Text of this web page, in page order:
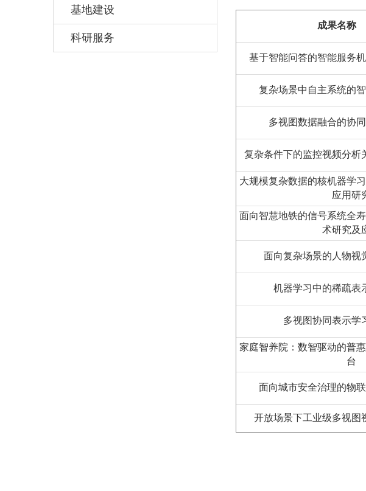
基地建设
科研服务
成果名称
基于智能问答的智能服务
复杂场景中自主系统的
多视图数据融合的协
复杂条件下的监控视频分析
大规模复杂数据的核机器学
应用研
面向智慧地铁的信号系统全
术研究及
面向复杂场景的人物视
机器学习中的稀疏表
多视图协同表示学
家庭智养院：数智驱动的普
台
面向城市安全治理的物
开放场景下工业级多视图